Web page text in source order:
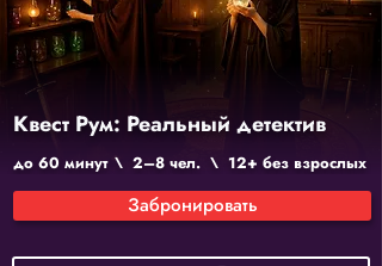
Квест Рум: Реальный детектив
до 60 минут \ 2–8 чел. \ 12+ без взрослых
Забронировать